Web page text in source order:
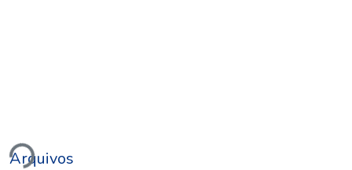
Carregando...
Arquivos